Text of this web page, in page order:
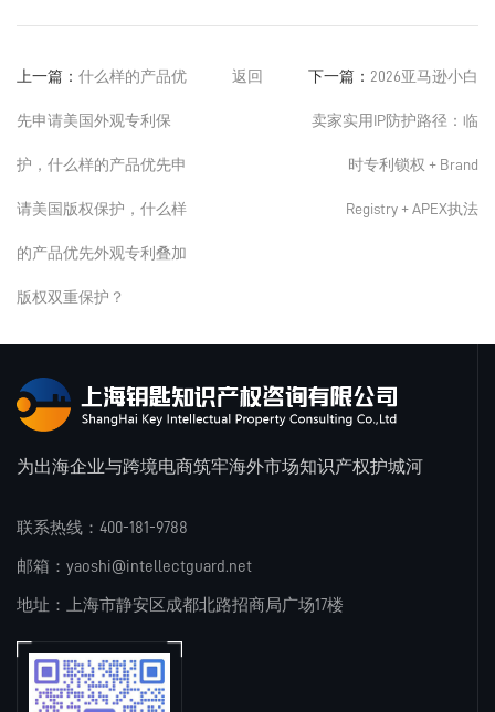
上一篇： 什么样的产品优
先申请美国外观专利保
护，什么样的产品优先申
请美国版权保护，什么样
的产品优先外观专利叠加
版权双重保护？
返回 下一篇： 2026亚马逊小白
卖家实用IP防护路径：临
时专利锁权 + Brand
Registry + APEX执法
为出海企业与跨境电商筑牢海外市场知识产权护城河
联系热线：400-181-9788
邮箱：yaoshi@intellectguard.net
地址：上海市静安区成都北路招商局广场17楼